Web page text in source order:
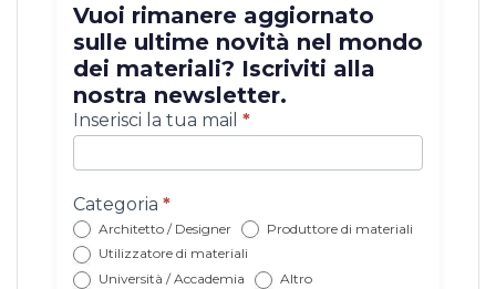
Vuoi rimanere aggiornato
sulle ultime novità nel mondo
dei materiali? Iscriviti alla
nostra newsletter.
Iscrizione
newsletter
con
Inserisci la tua mail *
Categoria *
Architetto / Designer
Produttore di materiali
Utilizzatore di materiali
Università / Accademia
Altro